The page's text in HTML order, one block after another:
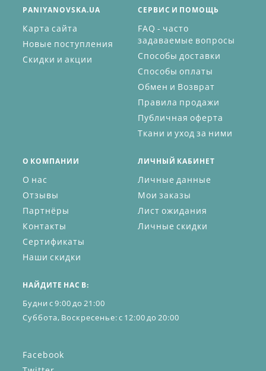
PANIYANOVSKA.UA
Карта сайта
Новые поступления
Скидки и акции
СЕРВИС И ПОМОЩЬ
FAQ - часто
задаваемые вопросы
Способы доставки
Способы оплаты
Обмен и Возврат
Правила продажи
Публичная оферта
Ткани и уход за ними
О КОМПАНИИ
О нас
Отзывы
Партнёры
Контакты
Сертификаты
Наши скидки
ЛИЧНЫЙ КАБИНЕТ
Личные данные
Мои заказы
Лист ожидания
Личные скидки
НАЙДИТЕ НАС В:
Будни с 9:00 до 21:00
Суббота, Воскресенье: с 12:00 до 20:00
Facebook